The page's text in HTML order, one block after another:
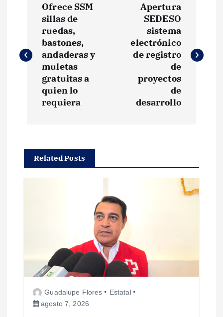
v
c
Ofrece SSM
sillas de
ruedas,
bastones,
andaderas y
muletas
gratuitas a
quien lo
requiera
Apertura
SEDESO
sistema
electrónico
de registro
de
proyectos
de
desarrollo
Related Posts
Guadalupe Flores
Estatal
agosto 7, 2026